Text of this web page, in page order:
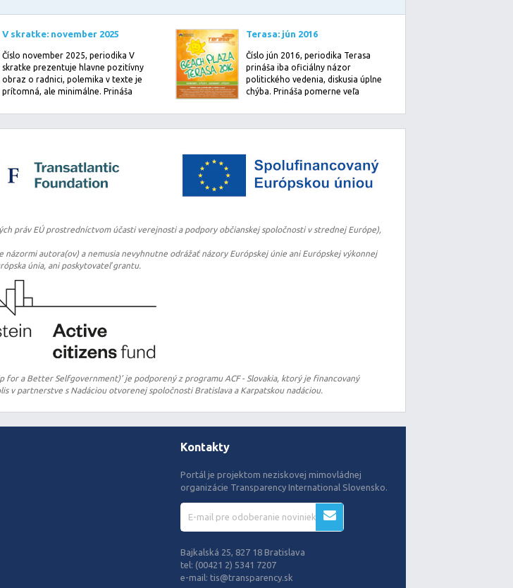
V skratke: november 2025
Číslo november 2025, periodika V
skratke prezentuje hlavne pozitívny
obraz o radnici, polemika v texte je
prítomná, ale minimálne. Prináša
Terasa: jún 2016
Číslo jún 2016, periodika Terasa
prináša iba oficiálny názor
politického vedenia, diskusia úplne
chýba. Prináša pomerne veľa
práv EÚ prostredníctvom účasti verejnosti a podpory občianskej spoločnosti v strednej Európe),
názormi autora(ov) a nemusia nevyhnutne odrážať názory Európskej únie ani Európskej výkonnej
únia, ani poskytovateľ grantu.
a Better Selfgovernment)’ je podporený z programu ACF - Slovakia, ktorý je financovaný
v partnerstve s Nadáciou otvorenej spoločnosti Bratislava a Karpatskou nadáciou.
Kontakty
Portál je projektom neziskovej mimovládnej
organizácie Transparency International Slovensko.
Bajkalská 25, 827 18 Bratislava
tel: (00421 2) 5341 7207
e-mail: tis@transparency.sk